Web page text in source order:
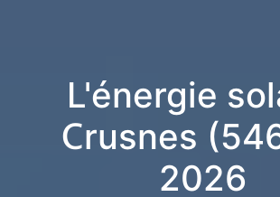
L'énergie
Crusnes
2026